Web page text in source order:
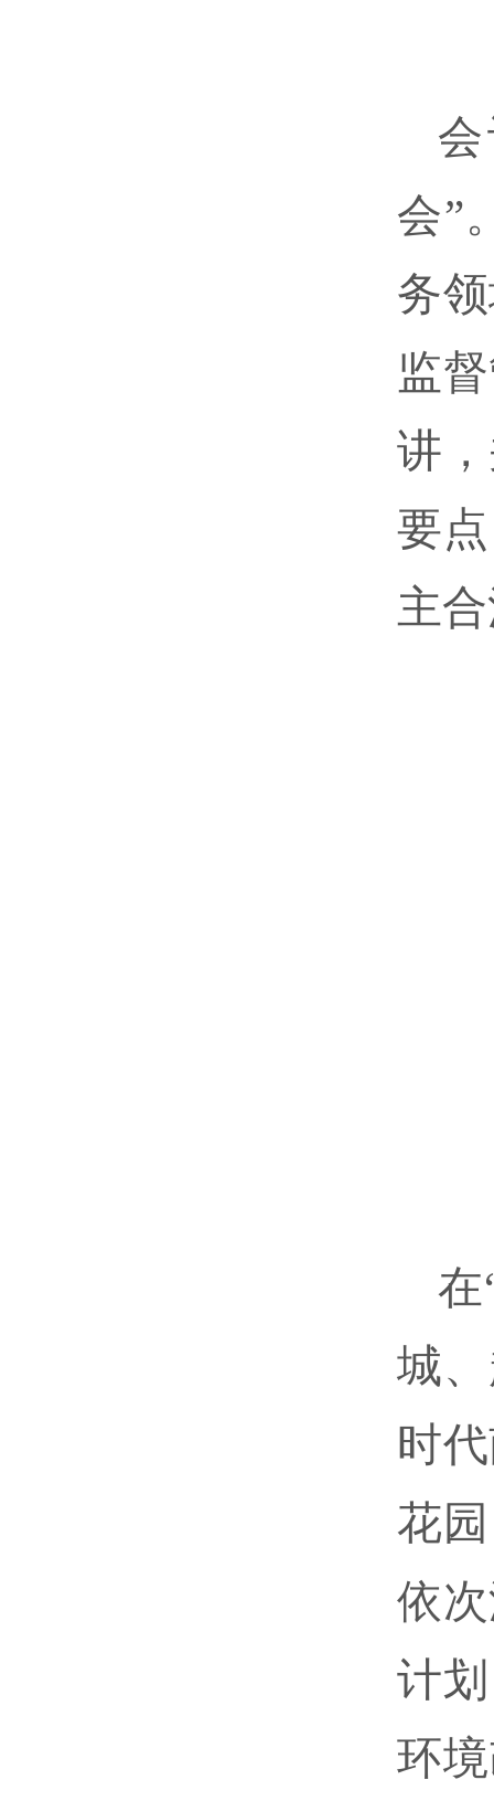
会”
务
监
讲
要
主
在
城
时
花
依
计
环